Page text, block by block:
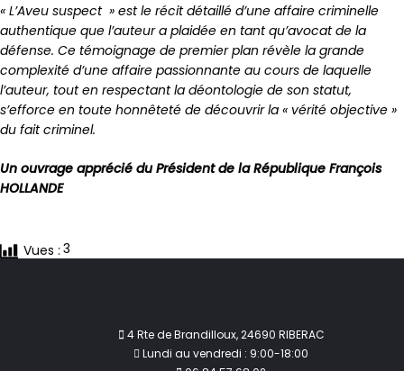
« L’Aveu suspect » est le récit détaillé d’une affaire criminelle
authentique que l’auteur a plaidée en tant qu’avocat de la
défense. Ce témoignage de premier plan révèle la grande
complexité d’une affaire passionnante au cours de laquelle
l’auteur, tout en respectant la déontologie de son statut,
s’efforce en toute honnêteté de découvrir la « vérité objective »
du fait criminel.
Un ouvrage apprécié du Président de la République François
HOLLANDE
Vues : 3
4 Rte de Brandilloux, 24690 RIBERAC
Lundi au vendredi : 9:00-18:00